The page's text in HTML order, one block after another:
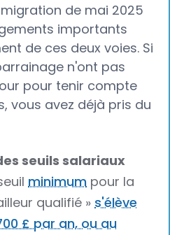
de mai 2025
importants
de ces deux voies. Si
n'ont pas
pour tenir compte
vous avez déjà pris du
seuils salariaux
minimum pour la
qualifié »s'élève
£ par an, ou au